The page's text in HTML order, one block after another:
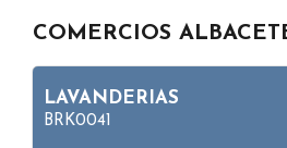
COMERCIOS
LAVANDERIAS
BRK0041